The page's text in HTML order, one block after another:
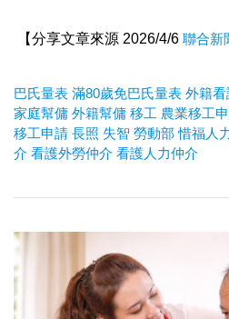
【分享文章來源 2026/4/6 聯合新
巴氏量表 滿80歲免巴氏量表 外籍看
家庭幫傭 外籍幫傭 移工 農業移工
移工申請 長照 失智 勞動部 惜福人
介 看護外勞仲介 看護人力仲介